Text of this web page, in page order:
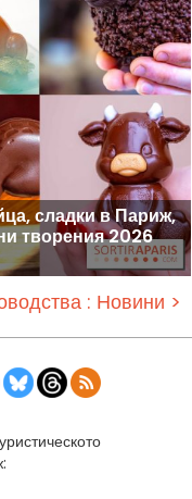
сладки в Париж,
творения 2026
: Новини >